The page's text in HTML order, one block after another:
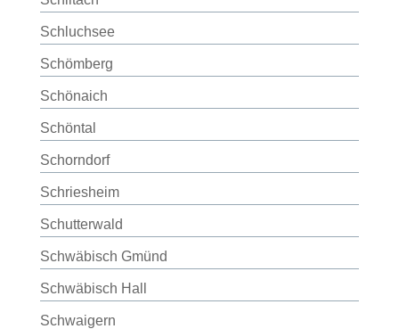
Schluchsee
Schömberg
Schönaich
Schöntal
Schorndorf
Schriesheim
Schutterwald
Schwäbisch Gmünd
Schwäbisch Hall
Schwaigern